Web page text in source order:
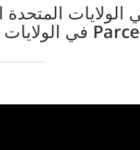
المتحدة
في الولايات